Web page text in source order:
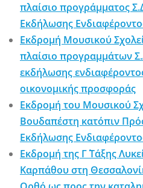
πλαίσιο προγράμματος
Εκδήλωσης
Εκδρομή Μουσικού
πλαίσιο προγραμμάτων
εκδήλωσης
οικονομικής προσφοράς
Εκδρομή του Μουσικού
Βουδαπέστη κατόπιν
Εκδήλωσης
Εκδρομή της Γ΄ Τάξης
Καρπάθου στη